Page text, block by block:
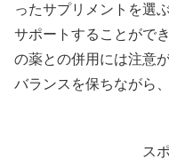
ったサプリメントを選
サポートすることがで
の薬との併用には注意
バランスを保ちながら
ス